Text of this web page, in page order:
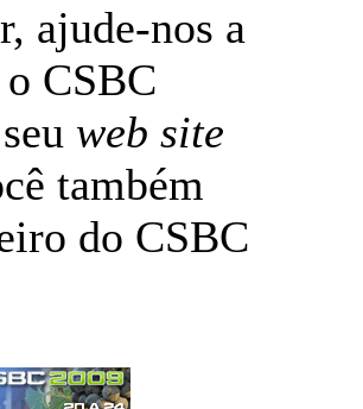
ajude-nos a
CSBC
web site
também
do CSBC